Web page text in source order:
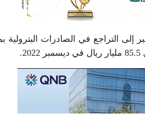
التراجع في الصادرات البترولية